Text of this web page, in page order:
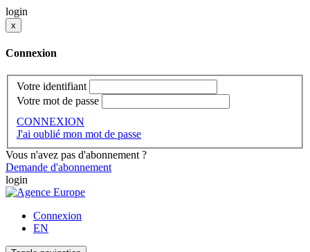
login
x
Connexion
Votre identifiant
Votre mot de passe
CONNEXION
J'ai oublié mon mot de passe
Vous n'avez pas d'abonnement ?
Demande d'abonnement
login
Connexion
EN